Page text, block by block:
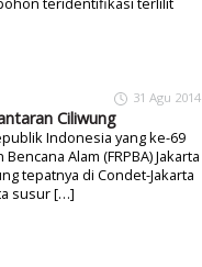
31 Agu 2014
Ciliwung
Indonesia yang ke-69
Alam (FRPBA) Jakarta
tepatnya di Condet-Jakarta
susur […]